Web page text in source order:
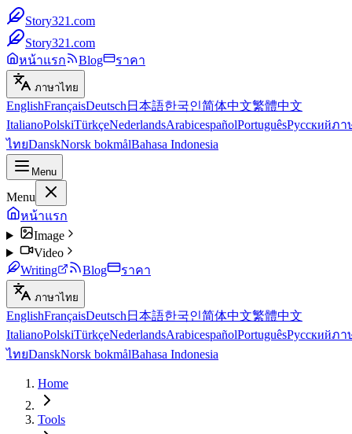
Story321.com
Story321.com
หน้าแรก
Blog ราคา
ภาษาไทย
EnglishFrançaisDeutsch 日本語한국인简体中文繁體中文
ItalianoPolskiTürkçeNederlandsArabicespañolPortuguêsРусскийภา
ไทยDanskNorsk bokmålBahasa Indonesia
Menu
Menu
หน้าแรก
Image
Video
Writing
Blog ราคา
ภาษาไทย
EnglishFrançaisDeutsch 日本語한국인简体中文繁體中文
ItalianoPolskiTürkçeNederlandsArabicespañolPortuguêsРусскийภา
ไทยDanskNorsk bokmålBahasa Indonesia
Home
Tools